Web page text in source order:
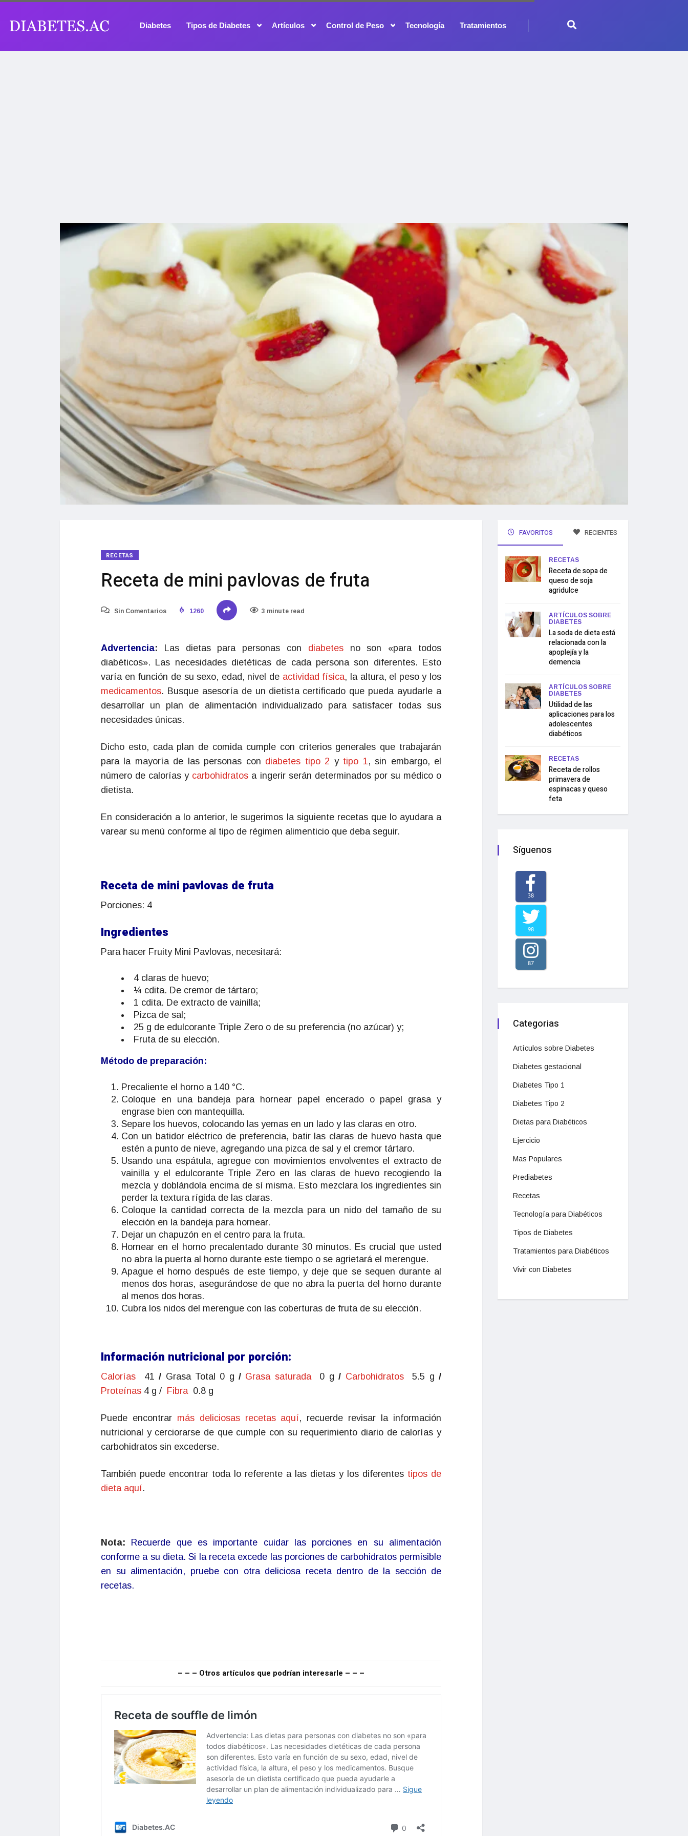
Diabetes Tipos de Diabetes Artículos Control de Peso Tecnología Tratamientos
RECETAS
Receta de mini pavlovas de fruta
Sin Comentarios 1260 3 minute read
Advertencia: Las dietas para personas con diabetes no son «para todos
diabéticos». Las necesidades dietéticas de cada persona son diferentes. Esto
varía en función de su sexo, edad, nivel de actividad física, la altura, el peso y los
medicamentos. Busque asesoría de un dietista certificado que pueda ayudarle a
desarrollar un plan de alimentación individualizado para satisfacer todas sus
necesidades únicas.
Dicho esto, cada plan de comida cumple con criterios generales que trabajarán
para la mayoría de las personas con diabetes tipo 2 y tipo 1, sin embargo, el
número de calorías y carbohidratos a ingerir serán determinados por su médico o
dietista.
En consideración a lo anterior, le sugerimos la siguiente recetas que lo ayudara a
varear su menú conforme al tipo de régimen alimenticio que deba seguir.
Receta de mini pavlovas de fruta
Porciones: 4
Ingredientes
Para hacer Fruity Mini Pavlovas, necesitará:
4 claras de huevo;
¼ cdita. De cremor de tártaro;
1 cdita. De extracto de vainilla;
Pizca de sal;
25 g de edulcorante Triple Zero o de su preferencia (no azúcar) y;
Fruta de su elección.
Método de preparación:
Precaliente el horno a 140 °C.
Coloque en una bandeja para hornear papel encerado o papel grasa y
engrase bien con mantequilla.
Separe los huevos, colocando las yemas en un lado y las claras en otro.
Con un batidor eléctrico de preferencia, batir las claras de huevo hasta que
estén a punto de nieve, agregando una pizca de sal y el cremor tártaro.
Usando una espátula, agregue con movimientos envolventes el extracto de
vainilla y el edulcorante Triple Zero en las claras de huevo recogiendo la
mezcla y doblándola encima de sí misma. Esto mezclara los ingredientes sin
perder la textura rígida de las claras.
Coloque la cantidad correcta de la mezcla para un nido del tamaño de su
elección en la bandeja para hornear.
Dejar un chapuzón en el centro para la fruta.
Hornear en el horno precalentado durante 30 minutos. Es crucial que usted
no abra la puerta al horno durante este tiempo o se agrietará el merengue.
Apague el horno después de este tiempo, y deje que se sequen durante al
menos dos horas, asegurándose de que no abra la puerta del horno durante
al menos dos horas.
Cubra los nidos del merengue con las coberturas de fruta de su elección.
Información nutricional por porción:
Calorías 41/ Grasa Total 0 g / Grasa saturada 0 g/ Carbohidratos 5.5 g/
Proteínas 4 g / Fibra 0.8 g
Puede encontrar más deliciosas recetas aquí, recuerde revisar la información
nutricional y cerciorarse de que cumple con su requerimiento diario de calorías y
carbohidratos sin excederse.
También puede encontrar toda lo referente a las dietas y los diferentes tipos de
dieta aquí.
Nota: Recuerde que es importante cuidar las porciones en su alimentación
conforme a su dieta. Si la receta excede las porciones de carbohidratos permisible
en su alimentación, pruebe con otra deliciosa receta dentro de la sección de
recetas.
– – – Otros artículos que podrían interesarle – – –
FAVORITOS RECIENTES
RECETAS
Receta de sopa de
queso de soja
agridulce
ARTÍCULOS SOBRE
DIABETES
La soda de dieta está
relacionada con la
apoplejía y la
demencia
ARTÍCULOS SOBRE
DIABETES
Utilidad de las
aplicaciones para los
adolescentes
diabéticos
RECETAS
Receta de rollos
primavera de
espinacas y queso
feta
Síguenos
38
98
87
Categorias
Artículos sobre Diabetes
Diabetes gestacional
Diabetes Tipo 1
Diabetes Tipo 2
Dietas para Diabéticos
Ejercicio
Mas Populares
Prediabetes
Recetas
Tecnología para Diabéticos
Tipos de Diabetes
Tratamientos para Diabéticos
Vivir con Diabetes